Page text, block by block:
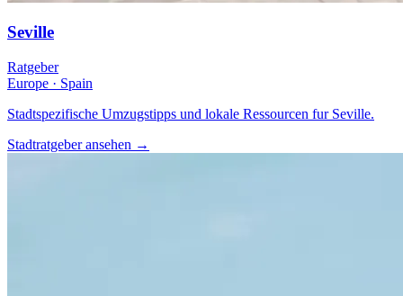
Seville
Ratgeber
Europe · Spain
Stadtspezifische Umzugstipps und lokale Ressourcen fur Seville.
Stadtratgeber ansehen →